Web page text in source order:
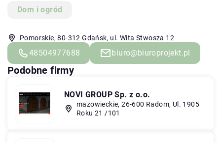
Dom i ogród
Pomorskie, 80-312 Gdańsk, ul. Wita Stwosza 12
48504977688 biuro@biuroprojekt.pl
Podobne firmy
NOVI GROUP Sp. z o.o.
mazowieckie, 26-600 Radom, Ul. 1905
Roku 21 /101